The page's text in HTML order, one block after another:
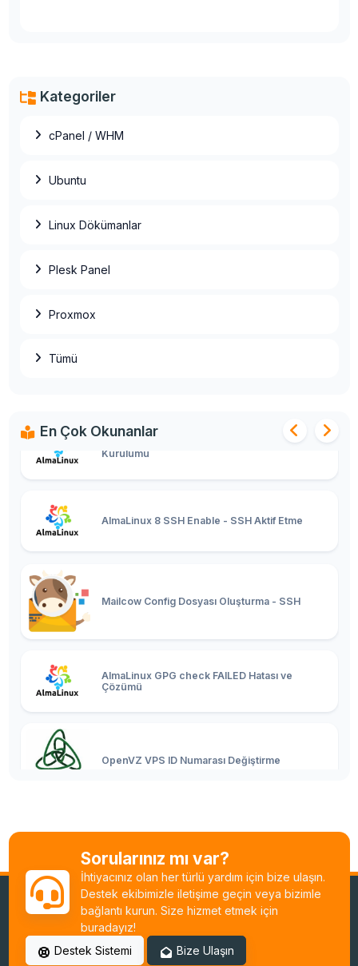
Kategoriler
cPanel / WHM
Ubuntu
Linux Dökümanlar
Plesk Panel
Proxmox
Tümü
En Çok Okunanlar
Kurulumu
AlmaLinux 8 SSH Enable - SSH Aktif Etme
Mailcow Config Dosyası Oluşturma - SSH
AlmaLinux GPG check FAILED Hatası ve
Çözümü
OpenVZ VPS ID Numarası Değiştirme
Linux En Çok RAM Tüketen Siteyi Bulma
OpenVZ to OpenVZ Migration (Taşıma)
Ubuntu SSH Root Aktif Etme
Sorularınız mı var?
İhtiyacınız olan her türlü yardım için bize ulaşın.
Destek ekibimizle iletişime geçin veya bizimle
bağlantı kurun. Size hizmet etmek için
buradayız!
Destek Sistemi
Bize Ulaşın